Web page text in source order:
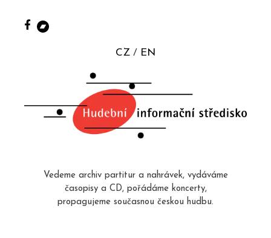
CZ EN
Vedeme archiv partitur a nahrávek, vydáváme
časopisy a CD, pořádáme koncerty,
propagujeme současnou českou hudbu.